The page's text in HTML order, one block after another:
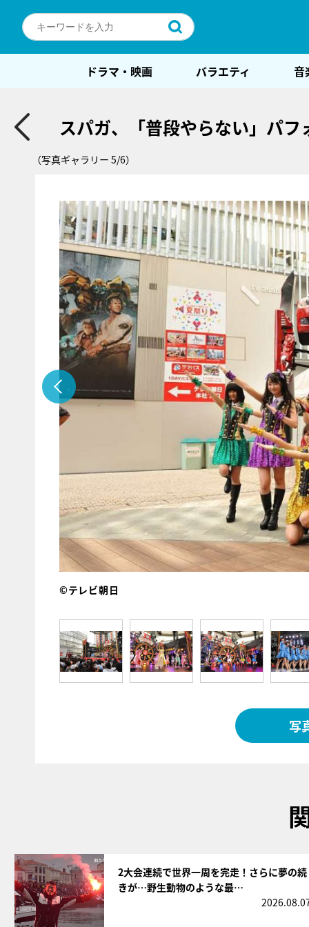
ドラマ・映画 バラエティ 音
スパガ、「普段やらない」パ
（写真ギャラリー 5/6）
©テレビ朝日
写
2大会連続で世界一周を完走！さらに夢の続
きが…野生動物のような最…